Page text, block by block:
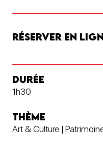
RÉSERVER EN
DURÉE
1h30
THÈME
Art & Culture |